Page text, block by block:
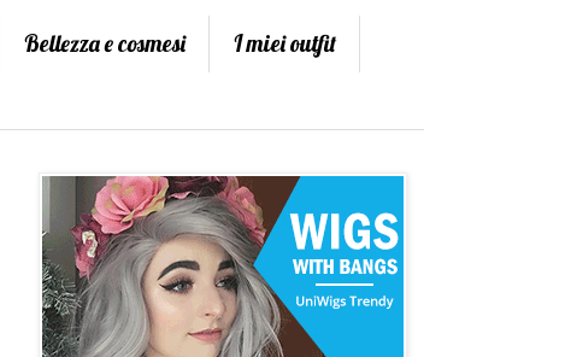
Bellezza e cosmesi
I miei outfit